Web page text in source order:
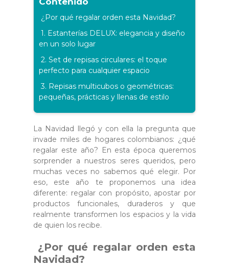
¿Por qué regalar orden esta Navidad?
1. Estanterías DELUX: elegancia y diseño
en un solo lugar
2. Set de repisas circulares: el toque
perfecto para cualquier espacio
3. Repisas multicubos o geométricas:
pequeñas, prácticas y llenas de estilo
La Navidad llegó y con ella la pregunta que
invade miles de hogares colombianos: ¿qué
regalar este año? En esta época queremos
sorprender a nuestros seres queridos, pero
muchas veces no sabemos qué elegir. Por
eso, este año te proponemos una idea
diferente: regalar con propósito, apostar por
productos funcionales, duraderos y que
realmente transformen los espacios y la vida
de quien los recibe.
¿Por qué regalar orden esta
Navidad?